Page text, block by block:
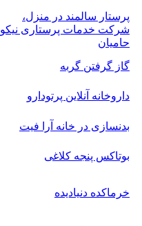
پرستار سالمند در منزل،
شرکت خدمات پرستاری نیکو
حامیان
گاز گرفتن گربه
داروخانه آنلاین پرتودارو
بدنسازی در خانه آرا فیت
بوتاکس پنجه کلاغی
خرماکده دنیادیده